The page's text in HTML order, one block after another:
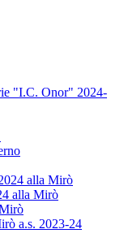
"I.C. Onor" 2024-
alla Mirò
alla Mirò
a.s. 2023-24